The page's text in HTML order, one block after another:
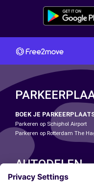
BOEK JE
Parkeren op Schiphol Airport
Parkeren op Rotterdam The
AUTODELEN